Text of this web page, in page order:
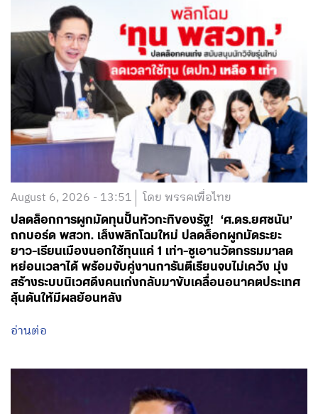
August 6, 2026 - 13:51 โดย พรรคเพื่อไทย
ปลดล็อกการผูกมัดทุนปั้นหัวกะทิของรัฐ! ‘ศ.ดร.ยศชนัน’
ถกบอร์ด พสวท. เล็งพลิกโฉมใหม่ ปลดล็อกผูกมัดระยะ
ยาว-เรียนเมืองนอกใช้ทุนแค่ 1 เท่า-ชูเอานวัตกรรมมาลด
หย่อนเวลาได้ พร้อมจับคู่งานการันตีเรียนจบไม่เคว้ง มุ่ง
สร้างระบบนิเวศดึงคนเก่งกลับมาขับเคลื่อนอนาคตประเทศ
ลุ้นดันให้มีผลย้อนหลัง
อ่านต่อ